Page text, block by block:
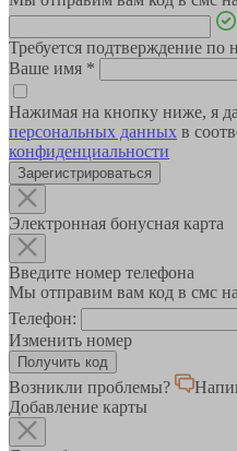
Требуется подтверждение по
Ваше имя *
Нажимая на кнопку ниже, я
персональных данных в
конфиденциальности
Зарегистрироваться
Электронная бонусная карта
Введите номер телефона
Мы отправим вам код в смс
Телефон:
Изменить номер
Возникли проблемы?
Добавление карты